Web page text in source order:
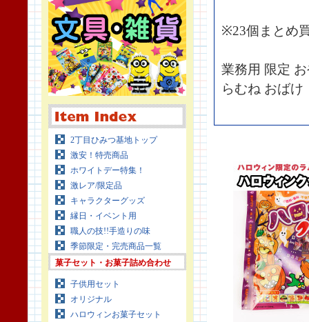
2丁目ひみつ基地トップ
激安！特売商品
ホワイトデー特集！
激レア/限定品
キャラクターグッズ
縁日・イベント用
職人の技!!手造りの味
季節限定・完売商品一覧
菓子セット・お菓子詰め合わせ
子供用セット
オリジナル
ハロウィンお菓子セット
※23個まとめ
業務用 限定
らむね おばけ